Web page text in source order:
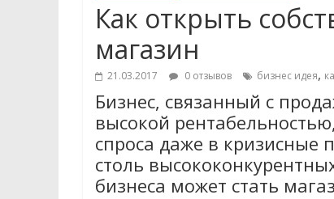
Как открыть
магазин
21.03.2017 0 отзывов бизнес идея,
Бизнес, связанный с
высокой
спроса даже в кризисные
столь
бизнеса может стать